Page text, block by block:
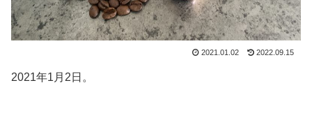
2021.01.02 2022.09.15
2021年1月2日。